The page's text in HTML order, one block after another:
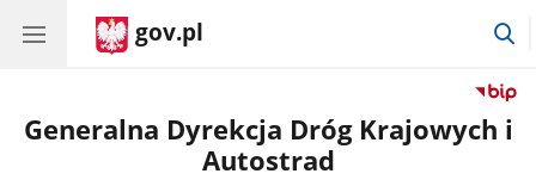
gov.pl
Generalna Dyrekcja Dróg Krajowych i
Autostrad